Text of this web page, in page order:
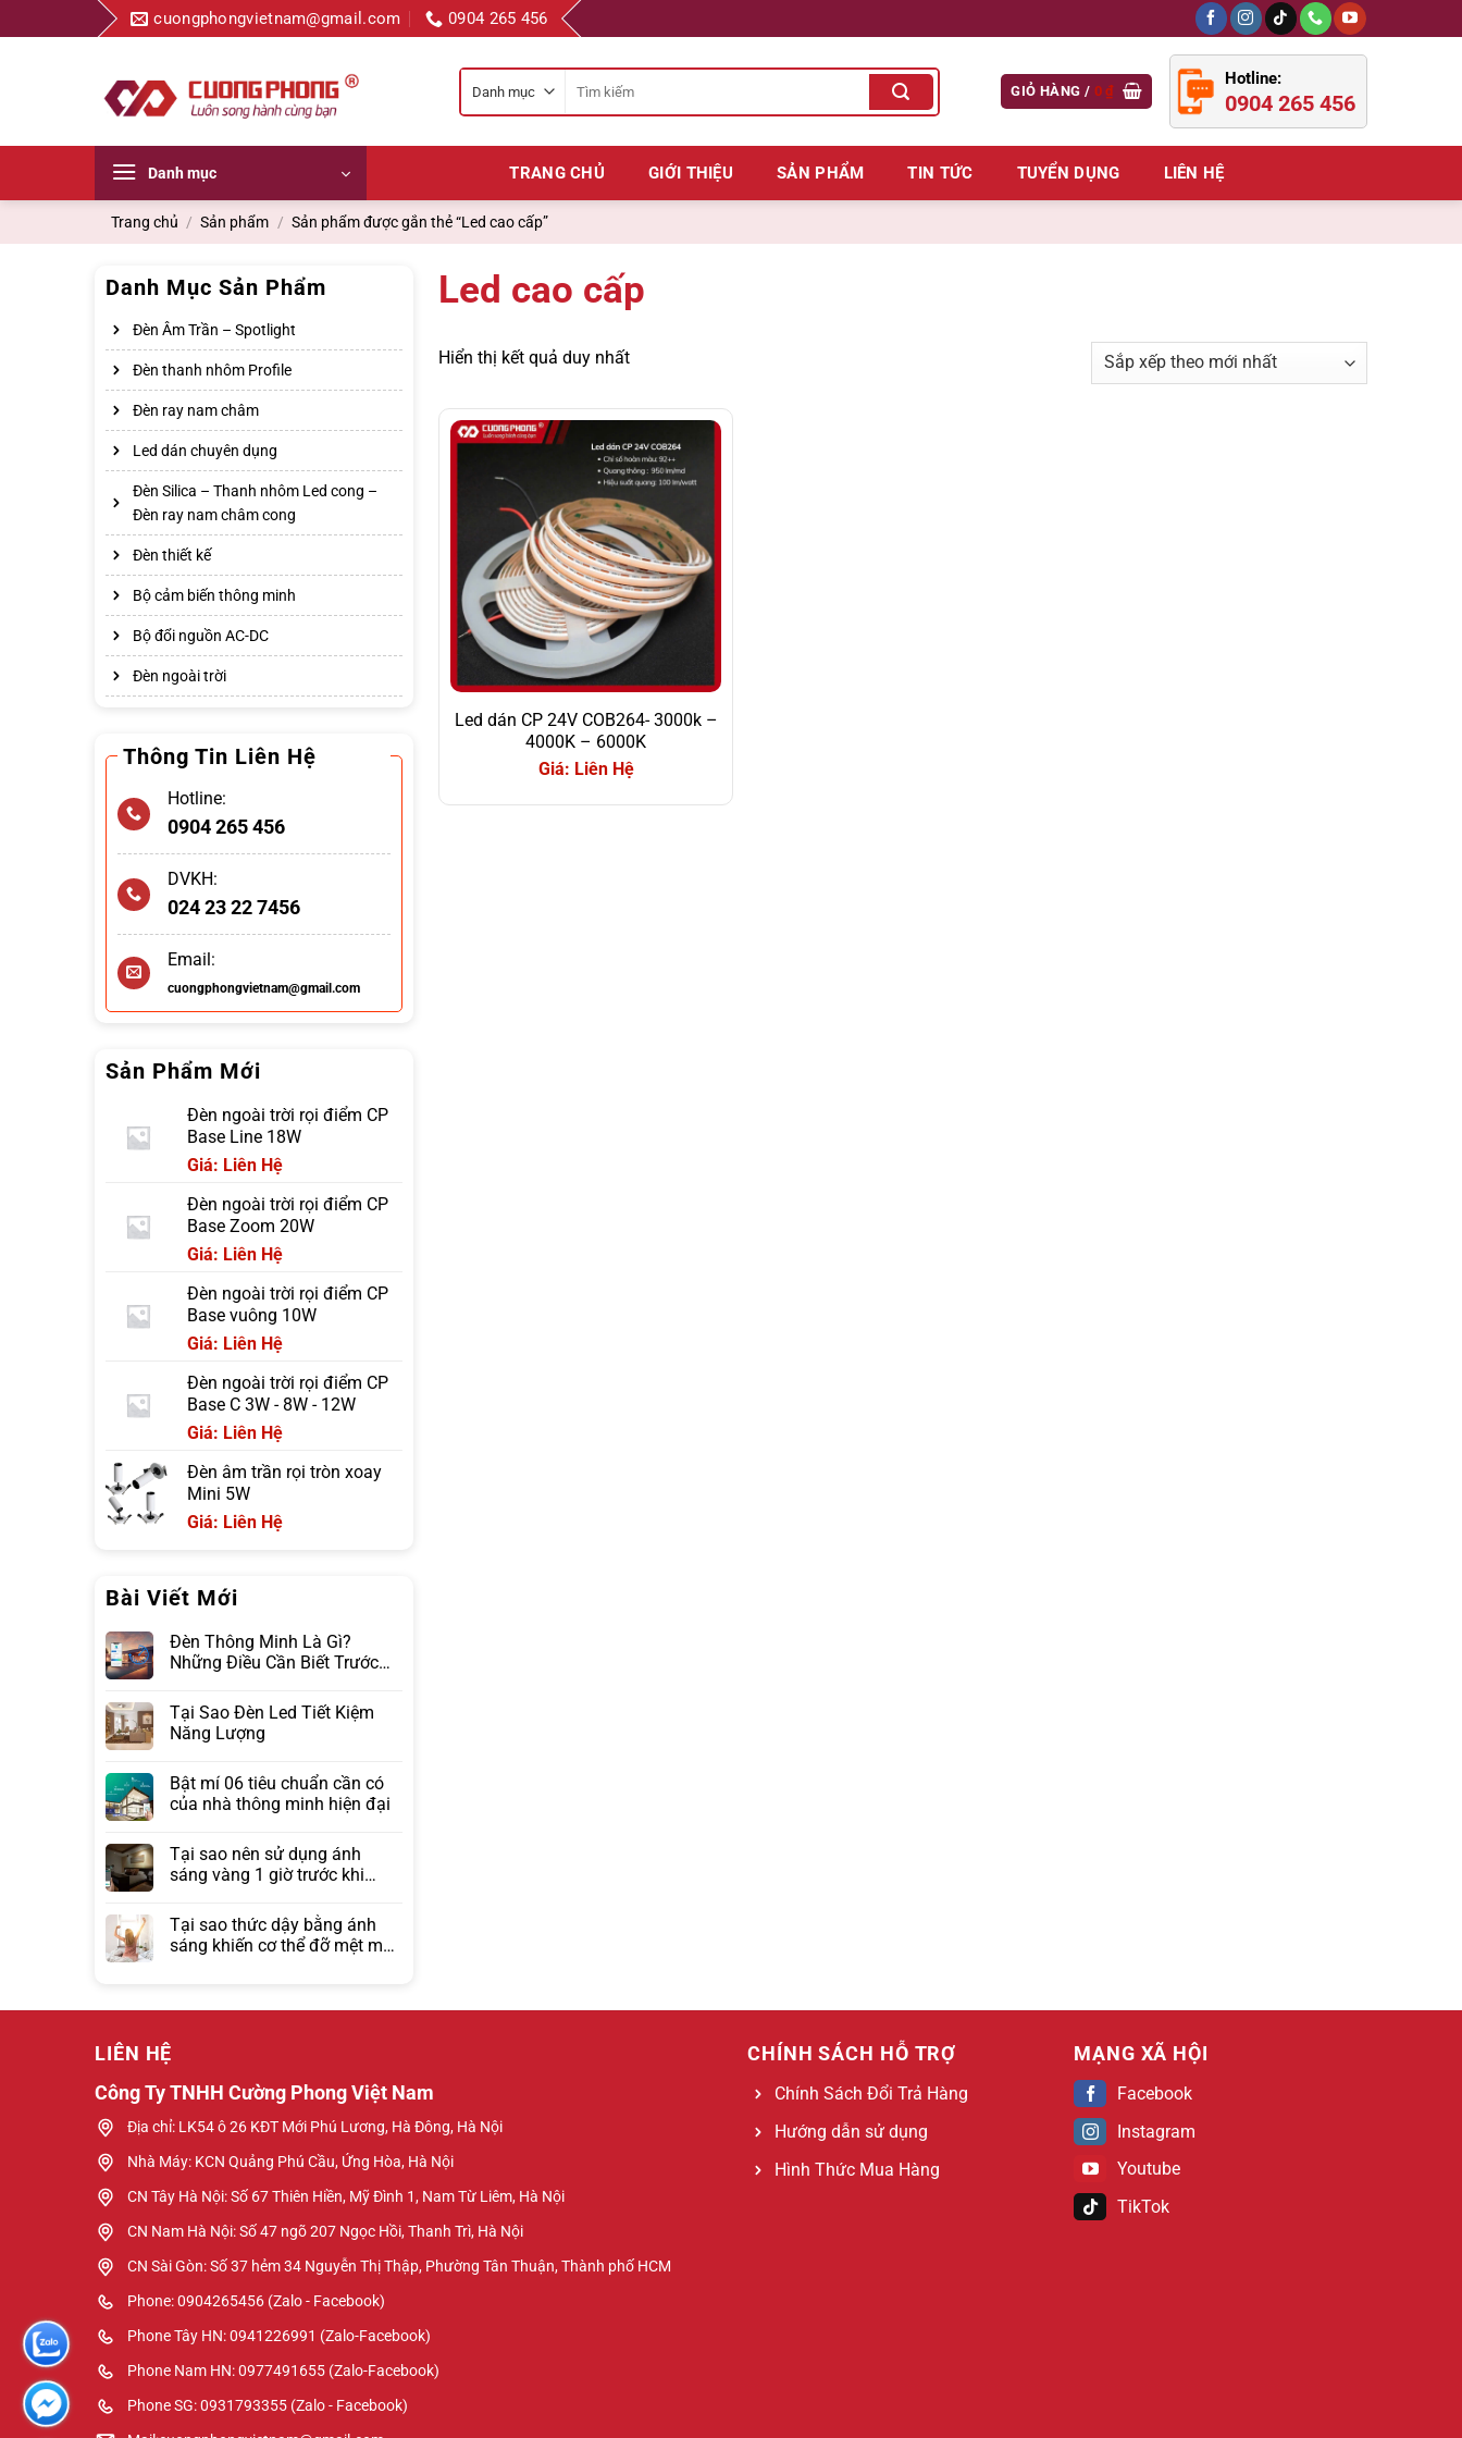
qua
cuongphongvietnam@gmail.com 0904 265 456
kiếm
cho:
GIỎ HÀNG / 0₫
Hotline:
0904 265 456
Danh mục TRANG CHỦ GIỚI THIỆU SẢN PHẨM TIN TỨC TUYỂN DỤNG LIÊN HỆ
Trang chủ / Sản phẩm / Sản phẩm được gắn thẻ “Led cao cấp”
Danh Mục Sản Phẩm
Đèn Âm Trần – Spotlight
Đèn thanh nhôm Profile
Đèn ray nam châm
Led dán chuyên dụng
Đèn Silica – Thanh nhôm Led cong –
Đèn ray nam châm cong
Đèn thiết kế
Bộ cảm biến thông minh
Bộ đổi nguồn AC-DC
Đèn ngoài trời
Thông Tin Liên Hệ
Hotline:
0904 265 456
DVKH:
024 23 22 7456
Email:
cuongphongvietnam@gmail.com
Sản Phẩm Mới
Đèn ngoài trời rọi điểm CP
Base Line 18W
Giá: Liên Hệ
Đèn ngoài trời rọi điểm CP
Base Zoom 20W
Giá: Liên Hệ
Đèn ngoài trời rọi điểm CP
Base vuông 10W
Giá: Liên Hệ
Đèn ngoài trời rọi điểm CP
Base C 3W - 8W - 12W
Giá: Liên Hệ
Đèn âm trần rọi tròn xoay
Mini 5W
Giá: Liên Hệ
Bài Viết Mới
Đèn Thông Minh Là Gì?
Những Điều Cần Biết Trước
Tại Sao Đèn Led Tiết Kiệm
Năng Lượng
Bật mí 06 tiêu chuẩn cần có
của nhà thông minh hiện đại
Tại sao nên sử dụng ánh
sáng vàng 1 giờ trước khi
Tại sao thức dậy bằng ánh
sáng khiến cơ thể đỡ mệt mỏi
Led cao cấp
Hiển thị kết quả duy nhất
Led dán CP 24V COB264- 3000k –
4000K – 6000K
Giá: Liên Hệ
LIÊN HỆ
Công Ty TNHH Cường Phong Việt Nam
Địa chỉ: LK54 ô 26 KĐT Mới Phú Lương, Hà Đông, Hà Nội
Nhà Máy: KCN Quảng Phú Cầu, Ứng Hòa, Hà Nội
CN Tây Hà Nội: Số 67 Thiên Hiền, Mỹ Đình 1, Nam Từ Liêm, Hà Nội
CN Nam Hà Nội: Số 47 ngõ 207 Ngọc Hồi, Thanh Trì, Hà Nội
CN Sài Gòn: Số 37 hẻm 34 Nguyễn Thị Thập, Phường Tân Thuận, Thành phố HCM
Phone: 0904265456 (Zalo - Facebook)
Phone Tây HN: 0941226991 (Zalo-Facebook)
Phone Nam HN: 0977491655 (Zalo-Facebook)
Phone SG: 0931793355 (Zalo - Facebook)
CHÍNH SÁCH HỖ TRỢ
Chính Sách Đổi Trả Hàng
Hướng dẫn sử dụng
Hình Thức Mua Hàng
MẠNG XÃ HỘI
Facebook
Instagram
Youtube
TikTok